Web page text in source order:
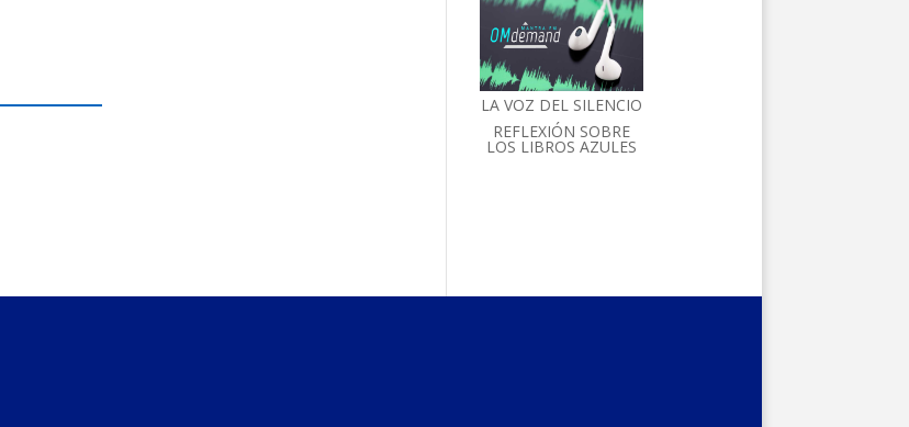
LA VOZ DEL SILENCIO
REFLEXIÓN SOBRE
LOS LIBROS AZULES